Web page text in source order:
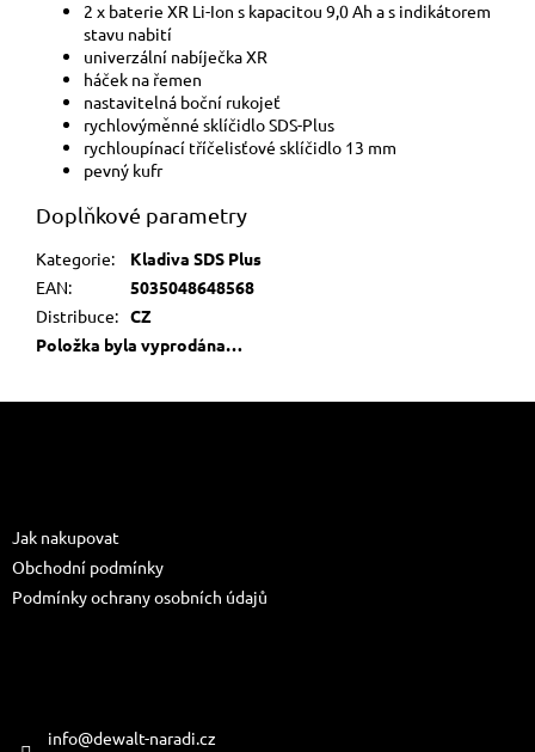
2 x baterie XR Li-Ion s kapacitou 9,0 Ah a s indikátorem
stavu nabití
univerzální nabíječka XR
háček na řemen
nastavitelná boční rukojeť
rychlovýměnné sklíčidlo SDS-Plus
rychloupínací tříčelisťové sklíčidlo 13 mm
pevný kufr
Doplňkové parametry
Kategorie:
Kladiva SDS Plus
EAN:
5035048648568
Distribuce: CZ
Položka byla vyprodána…
Jak nakupovat
Obchodní podmínky
Podmínky ochrany osobních údajů
info@dewalt-naradi.cz